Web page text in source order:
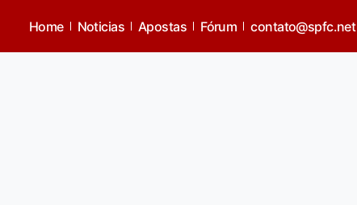
Home Noticias Apostas Fórum contato@spfc.net